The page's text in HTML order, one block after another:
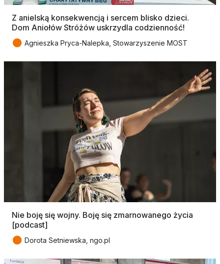
Z anielską konsekwencją i sercem blisko dzieci.
Dom Aniołów Stróżów uskrzydla codzienność!
● Agnieszka Pryca-Nalepka, Stowarzyszenie MOST
Nie boję się wojny. Boję się zmarnowanego życia
[podcast]
● Dorota Setniewska, ngo.pl